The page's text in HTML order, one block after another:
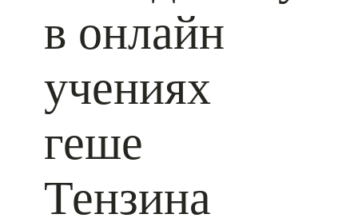
в онлайн
учениях
геше
Тензина